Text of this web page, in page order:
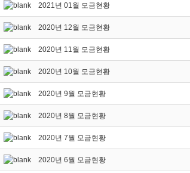
2021년 01월 모금현황
2020년 12월 모금현황
2020년 11월 모금현황
2020년 10월 모금현황
2020년 9월 모금현황
2020년 8월 모금현황
2020년 7월 모금현황
2020년 6월 모금현황